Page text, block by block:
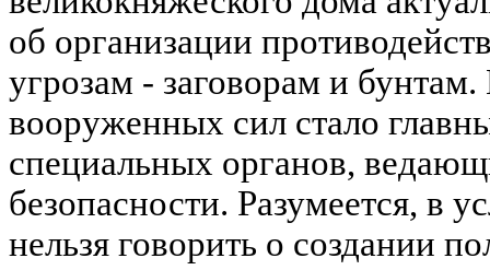
об организации
угрозам - заговорам и
вооруженных сил стало
специальных органов,
безопасности. Разумеется, в
нельзя говорить о создании